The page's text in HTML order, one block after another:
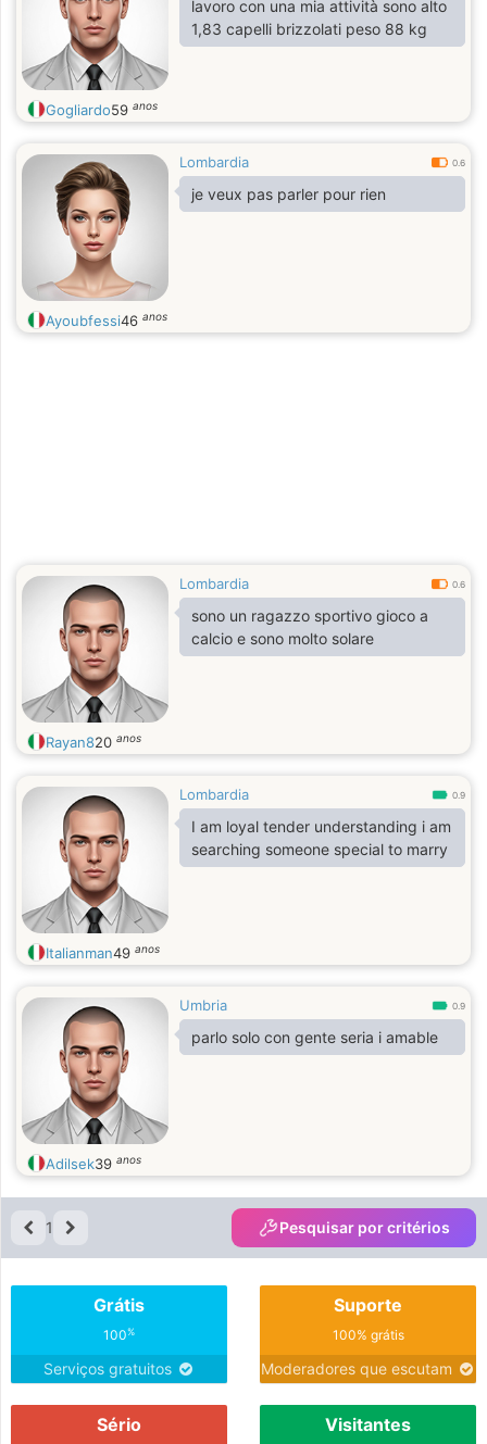
lavoro con una mia attività sono alto
1,83 capelli brizzolati peso 88 kg
Gogliardo59 anos
Lombardia 0.6
je veux pas parler pour rien
Ayoubfessi46 anos
Lombardia 0.6
sono un ragazzo sportivo gioco a
calcio e sono molto solare
Rayan820 anos
Lombardia 0.9
I am loyal tender understanding i am
searching someone special to marry
Italianman49 anos
Umbria 0.9
parlo solo con gente seria i amable
Adilsek39 anos
1 Pesquisar por critérios
Grátis
100%
Serviços gratuitos
Suporte
100% grátis
Moderadores que escutam
Sério Visitantes